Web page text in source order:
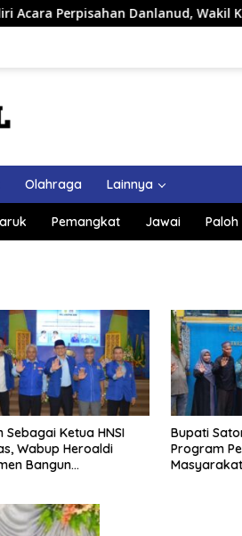
Danlanud, Wakil Ketua DPRD
Olahraga Lainnya
Pemangkat Jawai Paloh
Sebagai Ketua HNSI
Wabup Heroaldi
Bangun
Bupati
Program